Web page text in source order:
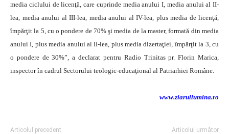
media ciclului de licenţă, care cuprinde media anului I, media anului al II-
lea, media anului al III-lea, media anului al IV-lea, plus media de licenţă,
împărţit la 5, cu o pondere de 70% şi media de la master, formată din media
anului I, plus media anului al II-lea, plus media dizertaţiei, împărţit la 3, cu
o pondere de 30%”, a declarat pentru Radio Trinitas pr. Florin Marica,
inspector în cadrul Sectorului teologic-educaţional al Patriarhiei Române.
www.ziarullumina.ro
Articolul precedent Articolul următor